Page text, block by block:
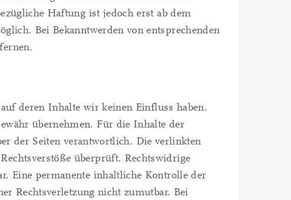
Haftung ist jedoch erst ab dem
Bei Bekanntwerden von entsprechenden
deren Inhalte wir keinen Einfluss haben.
übernehmen. Für die Inhalte der
der Seiten verantwortlich. Die verlinkten
überprüft. Rechtswidrige
Eine permanente inhaltliche Kontrolle der
Rechtsverletzung nicht zumutbar. Bei